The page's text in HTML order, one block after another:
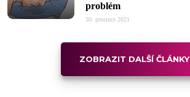
problém
30. prosince 2021
ZOBRAZIT DALŠÍ ČLÁNKY